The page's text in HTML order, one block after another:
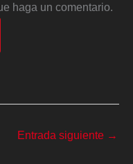
haga un comentario.
Entrada siguiente →